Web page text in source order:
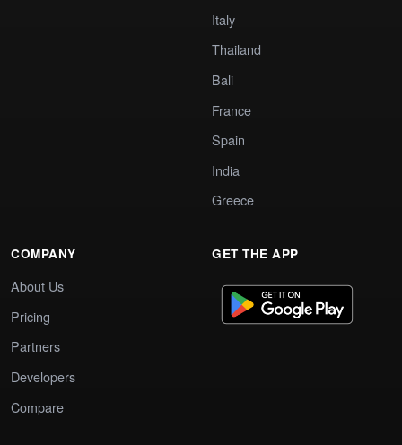
Italy
Thailand
Bali
France
Spain
India
Greece
COMPANY
About Us
Pricing
Partners
Developers
Compare
GET THE APP